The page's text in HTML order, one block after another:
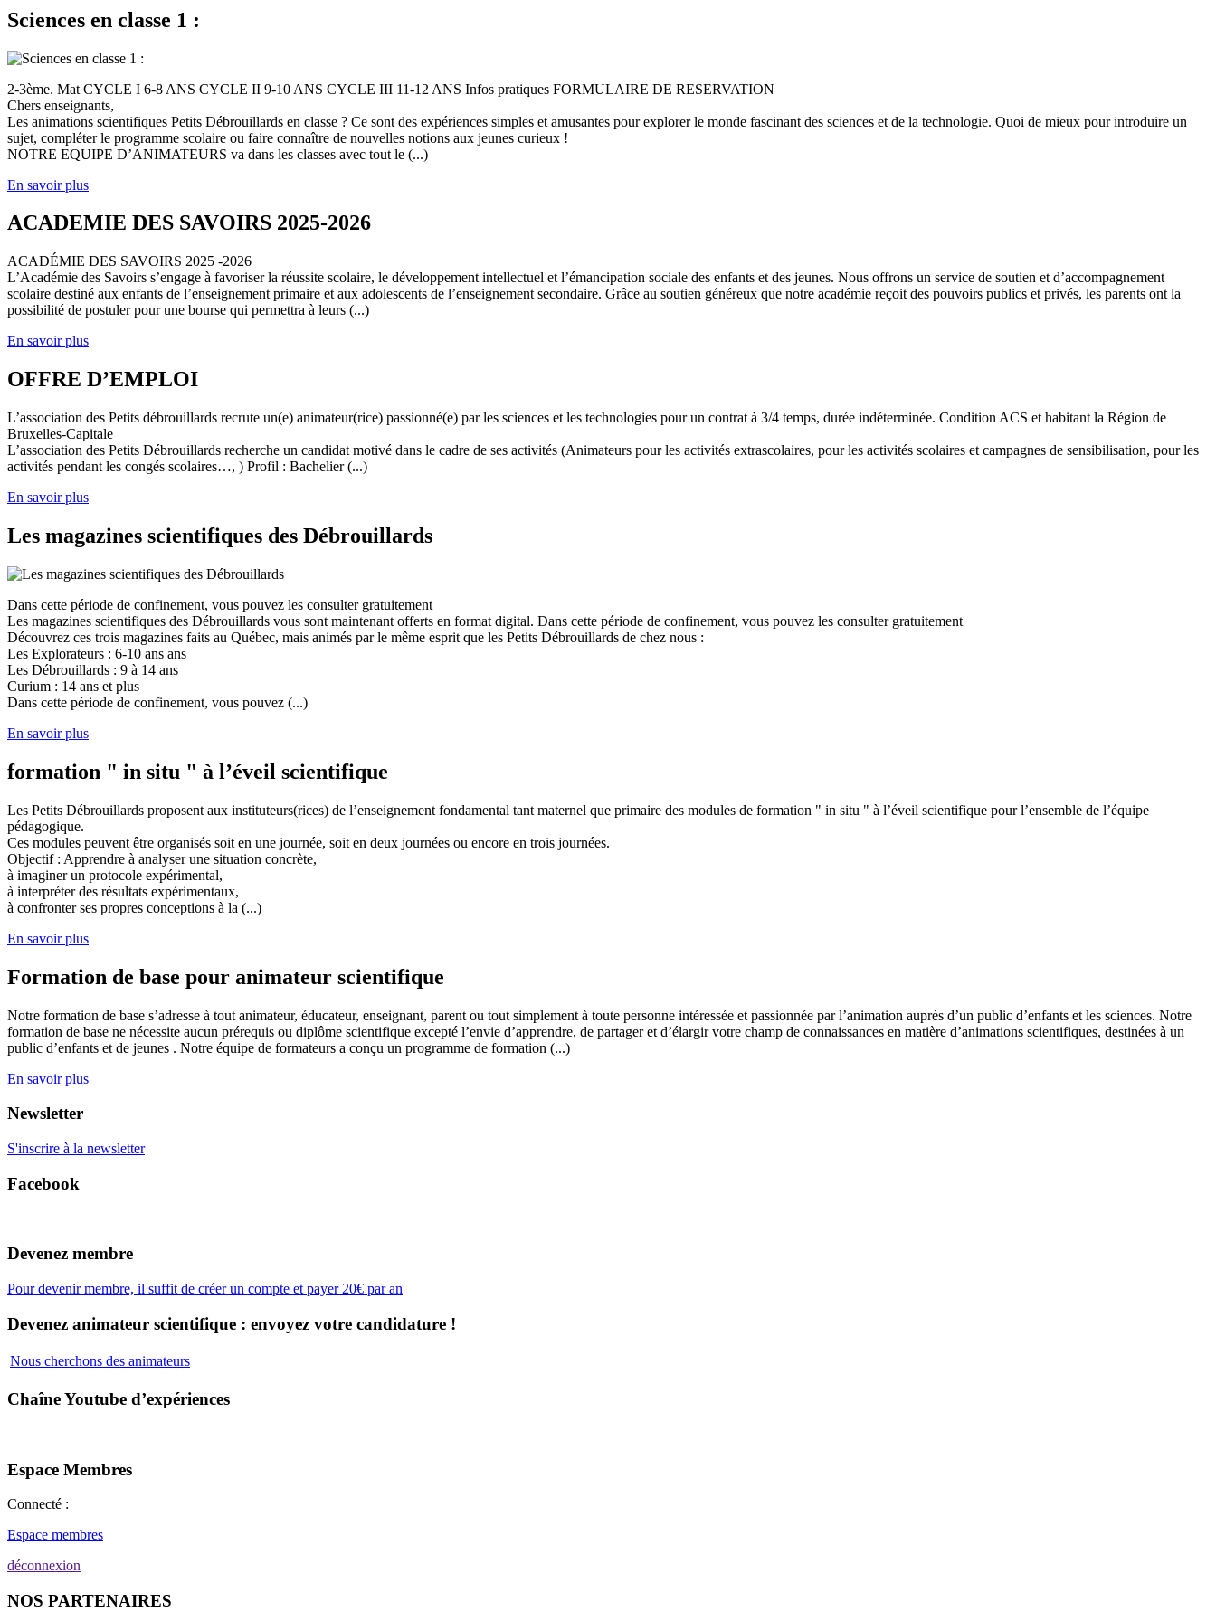
Sciences en classe 1 :
2-3ème. Mat CYCLE I 6-8 ANS CYCLE II 9-10 ANS CYCLE III 11-12 ANS Infos pratiques FORMULAIRE DE RESERVATION
Chers enseignants,
Les animations scientifiques Petits Débrouillards en classe ? Ce sont des expériences simples et amusantes pour explorer le monde fascinant des sciences et de la technologie. Quoi de mieux pour introduire un
sujet, compléter le programme scolaire ou faire connaître de nouvelles notions aux jeunes curieux !
NOTRE EQUIPE D’ANIMATEURS va dans les classes avec tout le (...)
En savoir plus
ACADEMIE DES SAVOIRS 2025-2026
ACADÉMIE DES SAVOIRS 2025 -2026
L’Académie des Savoirs s’engage à favoriser la réussite scolaire, le développement intellectuel et l’émancipation sociale des enfants et des jeunes. Nous offrons un service de soutien et d’accompagnement
scolaire destiné aux enfants de l’enseignement primaire et aux adolescents de l’enseignement secondaire. Grâce au soutien généreux que notre académie reçoit des pouvoirs publics et privés, les parents ont la
possibilité de postuler pour une bourse qui permettra à leurs (...)
En savoir plus
OFFRE D’EMPLOI
L’association des Petits débrouillards recrute un(e) animateur(rice) passionné(e) par les sciences et les technologies pour un contrat à 3/4 temps, durée indéterminée. Condition ACS et habitant la Région de
Bruxelles-Capitale
L’association des Petits Débrouillards recherche un candidat motivé dans le cadre de ses activités (Animateurs pour les activités extrascolaires, pour les activités scolaires et campagnes de sensibilisation, pour les
activités pendant les congés scolaires…, ) Profil : Bachelier (...)
En savoir plus
Les magazines scientifiques des Débrouillards
Dans cette période de confinement, vous pouvez les consulter gratuitement
Les magazines scientifiques des Débrouillards vous sont maintenant offerts en format digital. Dans cette période de confinement, vous pouvez les consulter gratuitement
Découvrez ces trois magazines faits au Québec, mais animés par le même esprit que les Petits Débrouillards de chez nous :
Les Explorateurs : 6-10 ans ans
Les Débrouillards : 9 à 14 ans
Curium : 14 ans et plus
Dans cette période de confinement, vous pouvez (...)
En savoir plus
formation " in situ " à l’éveil scientifique
Les Petits Débrouillards proposent aux instituteurs(rices) de l’enseignement fondamental tant maternel que primaire des modules de formation " in situ " à l’éveil scientifique pour l’ensemble de l’équipe
pédagogique.
Ces modules peuvent être organisés soit en une journée, soit en deux journées ou encore en trois journées.
Objectif : Apprendre à analyser une situation concrète,
à imaginer un protocole expérimental,
à interpréter des résultats expérimentaux,
à confronter ses propres conceptions à la (...)
En savoir plus
Formation de base pour animateur scientifique
Notre formation de base s’adresse à tout animateur, éducateur, enseignant, parent ou tout simplement à toute personne intéressée et passionnée par l’animation auprès d’un public d’enfants et les sciences. Notre
formation de base ne nécessite aucun prérequis ou diplôme scientifique excepté l’envie d’apprendre, de partager et d’élargir votre champ de connaissances en matière d’animations scientifiques, destinées à un
public d’enfants et de jeunes . Notre équipe de formateurs a conçu un programme de formation (...)
En savoir plus
Newsletter
S'inscrire à la newsletter
Facebook
Devenez membre
Pour devenir membre, il suffit de créer un compte et payer 20€ par an
Devenez animateur scientifique : envoyez votre candidature !
Nous cherchons des animateurs
Chaîne Youtube d’expériences
Espace Membres
Connecté :
Espace membres
déconnexion
NOS PARTENAIRES